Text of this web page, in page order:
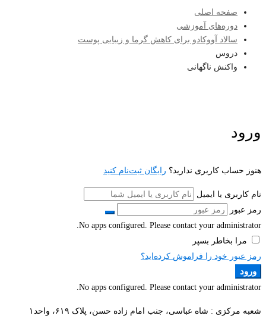
صفحه اصلی
دوره‌های آموزشی
سالاد آووکادو برای کاهش گرما و زیبایی پوست
دروس
واکنش ناگهانی
ورود
هنوز حساب کاربری ندارید؟ رایگان ثبت‌نام کنید
نام کاربری یا ایمیل
رمز عبور
No apps configured. Please contact your administrator.
مرا بخاطر بسپر
رمز عبور خود را فراموش کرده‌اید؟
ورود
No apps configured. Please contact your administrator.
شعبه مرکزی : شاه عباسی، جنب امام زاده حسن، پلاک ۶۱۹، واحد۱​